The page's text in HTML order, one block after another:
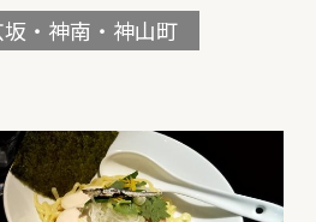
・神南・神山町